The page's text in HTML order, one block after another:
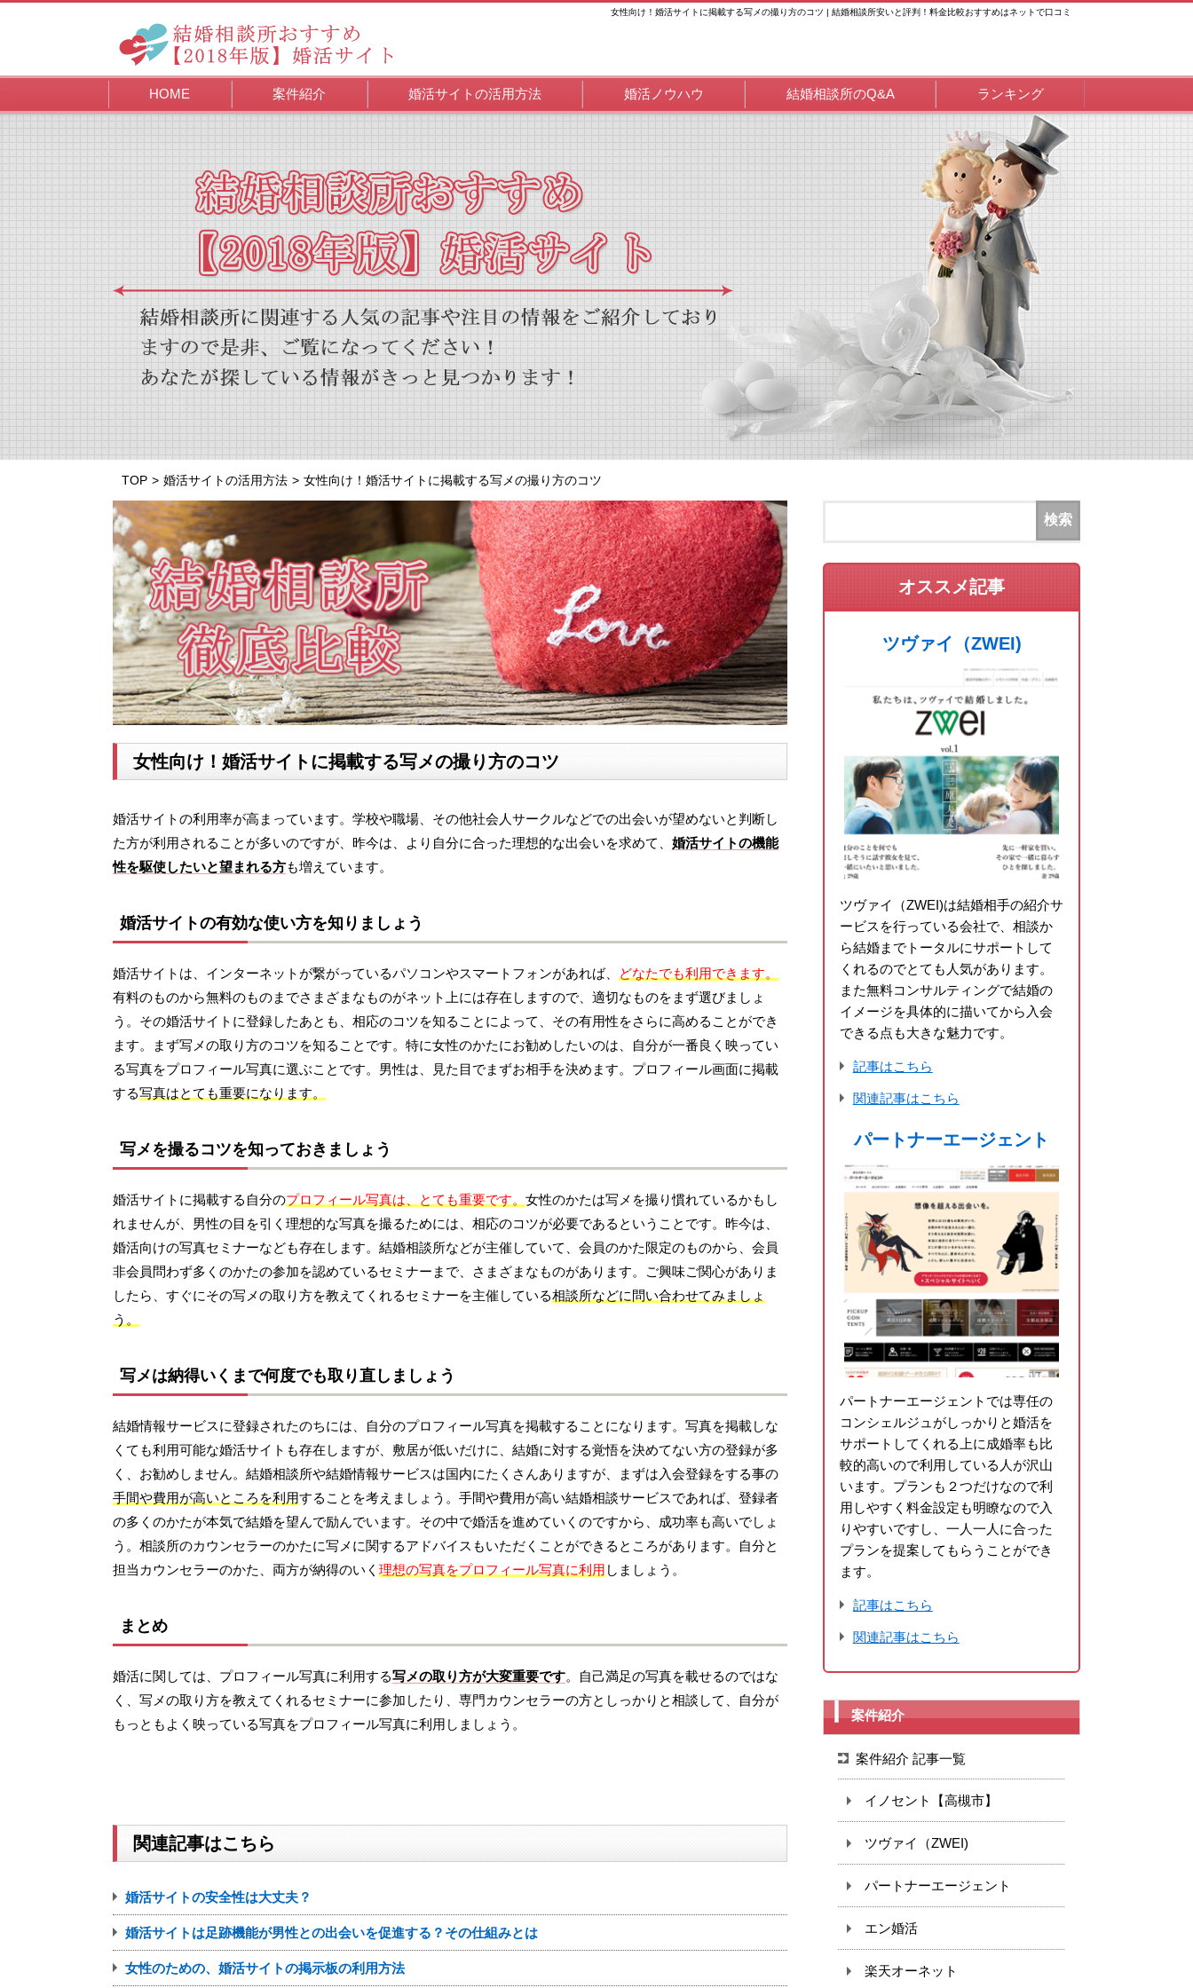
女性向け！婚活サイトに掲載する写メの撮り方のコツ | 結婚相談所安いと評判！料金比較おすすめはネットで口コミ
HOME 案件紹介 婚活サイトの活用方法 婚活ノウハウ 結婚相談所のQ&A ランキング
TOP > 婚活サイトの活用方法 > 女性向け！婚活サイトに掲載する写メの撮り方のコツ
女性向け！婚活サイトに掲載する写メの撮り方のコツ
婚活サイトの利用率が高まっています。学校や職場、その他社会人サークルなどでの出会いが望めないと判断し
た方が利用されることが多いのですが、昨今は、より自分に合った理想的な出会いを求めて、 婚活サイトの機能
性を駆使したいと望まれる方も増えています。
婚活サイトの有効な使い方を知りましょう
婚活サイトは、インターネットが繋がっているパソコンやスマートフォンがあれば、
どなたでも利用できます。
有料のものから無料のものまでさまざまなものがネット上には存在しますので、適切なものをまず選びましょ
う。その婚活サイトに登録したあとも、相応のコツを知ることによって、その有用性をさらに高めることができ
ます。まず写メの取り方のコツを知ることです。特に女性のかたにお勧めしたいのは、自分が一番良く映ってい
る写真をプロフィール写真に選ぶことです。男性は、見た目でまずお相手を決めます。プロフィール画面に掲載
する写真はとても重要になります。
写メを撮るコツを知っておきましょう
婚活サイトに掲載する自分のプロフィール写真は、とても重要です。 女性のかたは写メを撮り慣れているかもし
れませんが、男性の目を引く理想的な写真を撮るためには、相応のコツが必要であるということです。昨今は、
婚活向けの写真セミナーなども存在します。結婚相談所などが主催していて、会員のかた限定のものから、会員
非会員問わず多くのかたの参加を認めているセミナーまで、さまざまなものがあります。ご興味ご関心がありま
したら、すぐにその写メの取り方を教えてくれるセミナーを主催している相談所などに問い合わせてみましょ
う。
写メは納得いくまで何度でも取り直しましょう
結婚情報サービスに登録されたのちには、自分のプロフィール写真を掲載することになります。写真を掲載しな
くても利用可能な婚活サイトも存在しますが、敷居が低いだけに、結婚に対する覚悟を決めてない方の登録が多
く、お勧めしません。結婚相談所や結婚情報サービスは国内にたくさんありますが、まずは入会登録をする事の
手間や費用が高いところを利用することを考えましょう。手間や費用が高い結婚相談サービスであれば、登録者
の多くのかたが本気で結婚を望んで励んでいます。その中で婚活を進めていくのですから、成功率も高いでしょ
う。相談所のカウンセラーのかたに写メに関するアドバイスもいただくことができるところがあります。自分と
担当カウンセラーのかた、両方が納得のいく 理想の写真をプロフィール写真に利用 しましょう。
まとめ
婚活に関しては、プロフィール写真に利用する写メの取り方が大変重要です。自己満足の写真を載せるのではな
く、写メの取り方を教えてくれるセミナーに参加したり、専門カウンセラーの方としっかりと相談して、自分が
もっともよく映っている写真をプロフィール写真に利用しましょう。
関連記事はこちら
婚活サイトの安全性は大丈夫？
婚活サイトは足跡機能が男性との出会いを促進する？その仕組みとは
女性のための、婚活サイトの掲示板の利用方法
オススメ記事
ツヴァイ（ZWEI)
ツヴァイ（ZWEI)は結婚相手の紹介サ
ービスを行っている会社で、相談か
ら結婚までトータルにサポートして
くれるのでとても人気があります。
また無料コンサルティングで結婚の
イメージを具体的に描いてから入会
できる点も大きな魅力です。
記事はこちら
関連記事はこちら
パートナーエージェント
パートナーエージェントでは専任の
コンシェルジュがしっかりと婚活を
サポートしてくれる上に成婚率も比
較的高いので利用している人が沢山
います。プランも２つだけなので利
用しやすく料金設定も明瞭なので入
りやすいですし、一人一人に合った
プランを提案してもらうことができ
ます。
記事はこちら
関連記事はこちら
案件紹介
案件紹介 記事一覧
イノセント【高槻市】
ツヴァイ（ZWEI)
パートナーエージェント
エン婚活
楽天オーネット